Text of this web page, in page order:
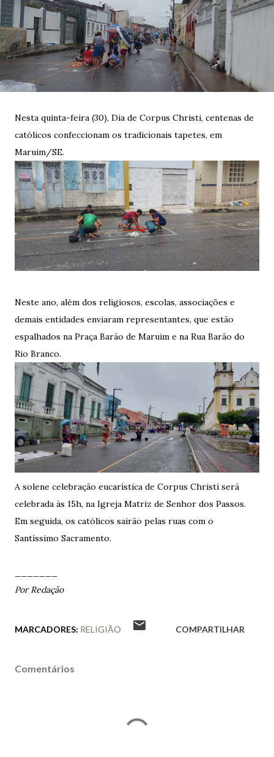
Nesta quinta-feira (30), Dia de Corpus Christi, centenas de
católicos confeccionam os tradicionais tapetes, em
Maruim/SE.
Neste ano, além dos religiosos, escolas, associações e
demais entidades enviaram representantes, que estão
espalhados na Praça Barão de Maruim e na Rua Barão do
Rio Branco.
A solene celebração eucarística de Corpus Christi será
celebrada às 15h, na Igreja Matriz de Senhor dos Passos.
Em seguida, os católicos sairão pelas ruas com o
Santíssimo Sacramento.
Por Redação
MARCADORES: RELIGIÃO COMPARTILHAR
Comentários